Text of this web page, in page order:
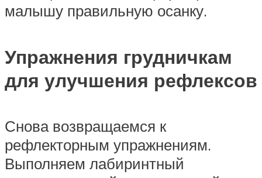
малышу правильную осанку.
Упражнения грудничкам
для улучшения рефлексов
Снова возвращаемся к
рефлекторным упражнениям.
Выполняем лабиринтный